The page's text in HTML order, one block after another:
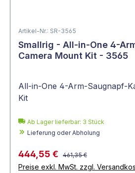
Artikel-Nr.: SR-3565
Smallrig - All-in-One 4-
Camera Mount Kit - 3565
All-in-One 4-Arm-Saugnapf-
Kit
Ab Lager lieferbar: 3 Stück
Lieferung oder Abholung
444,55 € 461,35 €
Preise exkl. MwSt. zzgl.